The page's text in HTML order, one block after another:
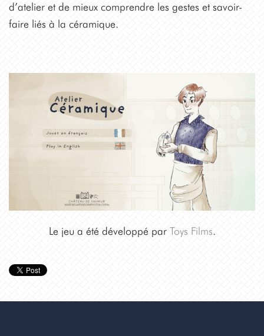
d’atelier et de mieux comprendre les gestes et savoir-
faire liés à la céramique.
Le jeu a été développé par Toys Films.